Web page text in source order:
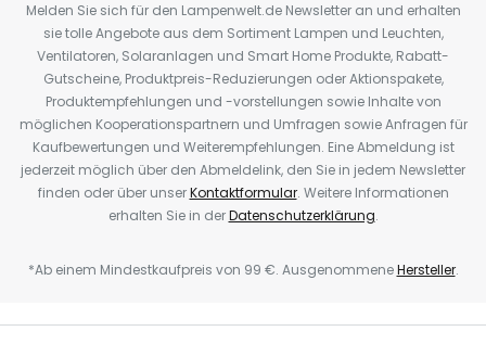
Melden Sie sich für den Lampenwelt.de Newsletter an und erhalten
sie tolle Angebote aus dem Sortiment Lampen und Leuchten,
Ventilatoren, Solaranlagen und Smart Home Produkte, Rabatt-
Gutscheine, Produktpreis-Reduzierungen oder Aktionspakete,
Produktempfehlungen und -vorstellungen sowie Inhalte von
möglichen Kooperationspartnern und Umfragen sowie Anfragen für
Kaufbewertungen und Weiterempfehlungen. Eine Abmeldung ist
jederzeit möglich über den Abmeldelink, den Sie in jedem Newsletter
finden oder über unserKontaktformular. Weitere Informationen
erhalten Sie in derDatenschutzerklärung.
*Ab einem Mindestkaufpreis von 99 €. AusgenommeneHersteller.